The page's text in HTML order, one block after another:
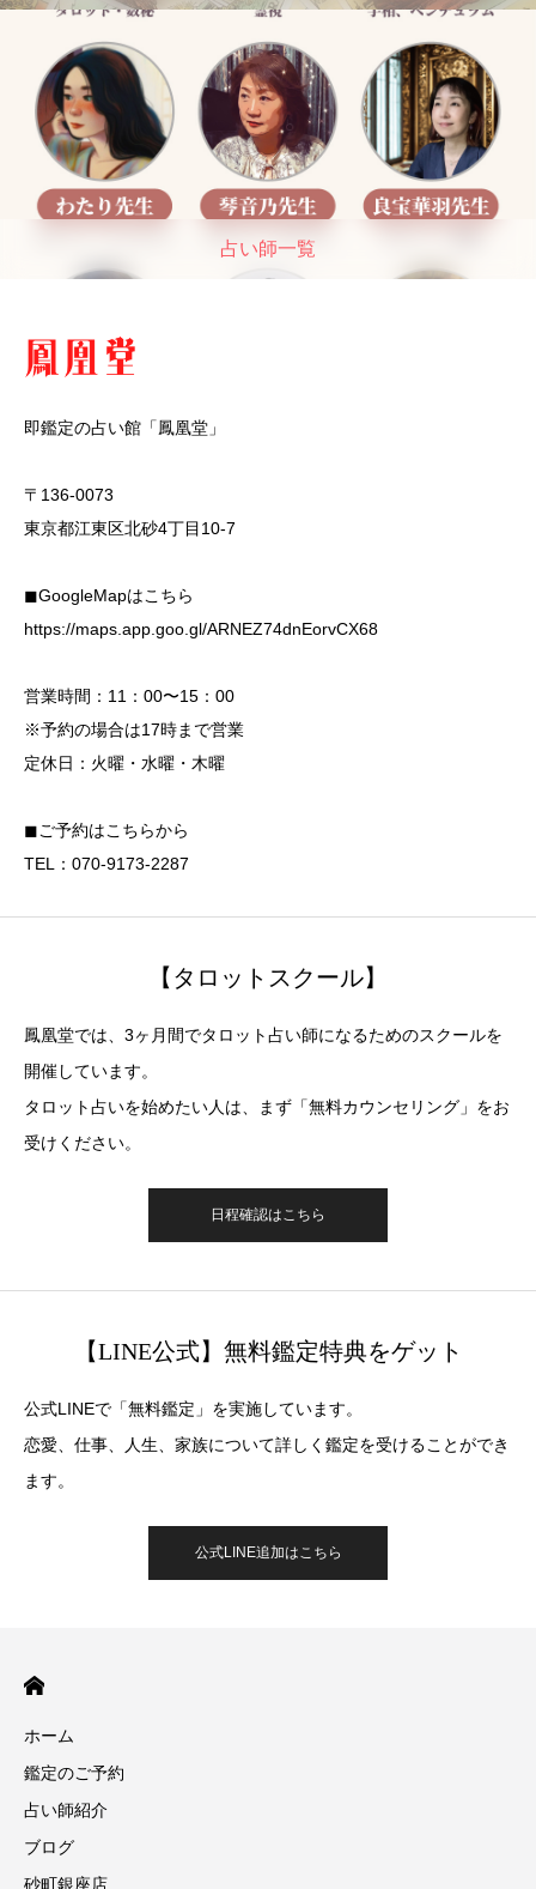
占い師一覧
即鑑定の占い館「鳳凰堂」
〒136-0073
東京都江東区北砂4丁目10-7
◼︎GoogleMapはこちら
https://maps.app.goo.gl/ARNEZ74dnEorvCX68
営業時間：11：00〜15：00
※予約の場合は17時まで営業
定休日：火曜・水曜・木曜
◼︎ご予約はこちらから
TEL：070-9173-2287
【タロットスクール】
鳳凰堂では、3ヶ月間でタロット占い師になるためのスクールを
開催しています。
タロット占いを始めたい人は、まず「無料カウンセリング」をお
受けください。
日程確認はこちら
【LINE公式】無料鑑定特典をゲット
公式LINEで「無料鑑定」を実施しています。
恋愛、仕事、人生、家族について詳しく鑑定を受けることができ
ます。
公式LINE追加はこちら
ホーム
鑑定のご予約
占い師紹介
ブログ
砂町銀座店